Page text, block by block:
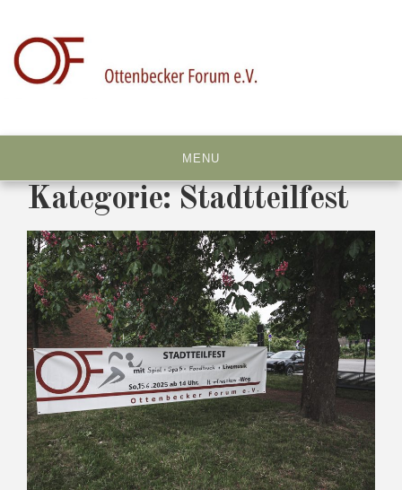
content
MENU
Kategorie: Stadtteilfest